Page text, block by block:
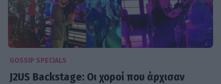
GOSSIP SPECIALS
J2US Backstage: Οι χοροί που άρχισαν